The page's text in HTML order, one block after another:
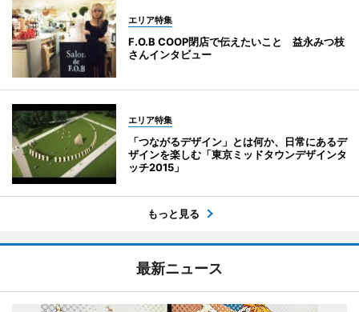
エリア特集
F.O.B COOP閉店で伝えたいこと 益永みつ枝
さんインタビュー
エリア特集
「つながるデザイン」とは何か、日常にあるデ
ザインを楽しむ「東京ミッドタウンデザインタ
ッチ2015」
もっと見る
最新ニュース